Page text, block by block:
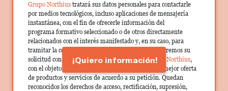
Grupo Northius tratará sus datos personales para contactarle
por medios tecnológicos, incluso aplicaciones de mensajería
instantánea, con el fin de ofrecerle información del
programa formativo seleccionado o de otros directamente
relacionados con el interés manifestado y, en su caso, para
tramitar la contratación correspondiente. Compartiremos su
solicitud con las empresas que conforman elGrupo Northius,
con el objeto de que estas puedan hacerle llegar la mejor oferta
de productos y servicios de acuerdo a su petición. Quedan
reconocidos los derechos de acceso, rectificación, supresión,
¡Quiero información!